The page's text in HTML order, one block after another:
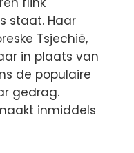
staat. Haar
Tsjechië,
in plaats van
de populaire
gedrag.
inmiddels